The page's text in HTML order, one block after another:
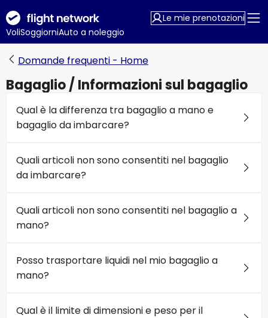
VoliSoggiorniAuto a noleggio
Le mie prenotazioni
Domande frequenti - Home
Bagaglio / Informazioni sul bagaglio
Qual è la differenza tra bagaglio a mano e
bagaglio da imbarcare?
Quali articoli non sono consentiti nel bagaglio
da imbarcare?
Quali articoli non sono consentiti nel bagaglio a
mano?
Posso trasportare liquidi nel mio bagaglio a
mano?
Qual è il limite di dimensioni e peso per il